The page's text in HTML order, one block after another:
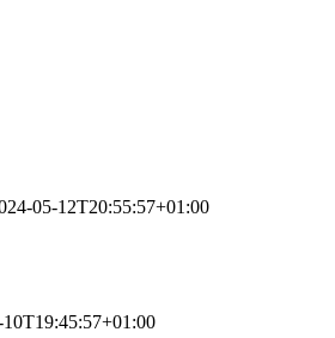
05-12T20:55:57+01:00
10T19:45:57+01:00